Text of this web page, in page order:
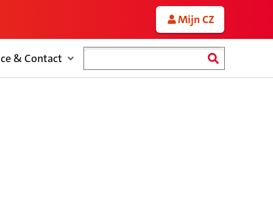
Mijn CZ
& Contact